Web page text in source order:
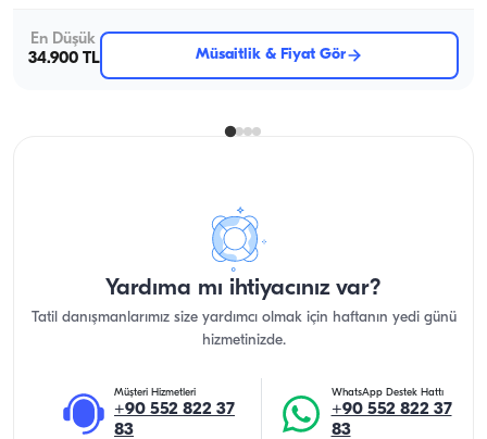
En Düşük
34.900 TL
Müsaitlik & Fiyat Gör
Yardıma mı ihtiyacınız var?
Tatil danışmanlarımız size yardımcı olmak için haftanın yedi günü
hizmetinizde.
Müşteri Hizmetleri
+90 552 822 37
83
WhatsApp Destek Hattı
+90 552 822 37
83